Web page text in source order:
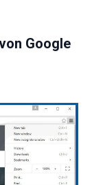
Google